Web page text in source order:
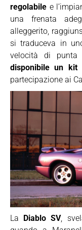
regolabile e
una frenata
alleggerito,
si traduceva in
velocità di
disponibile un kit
partecipazione ai
La Diablo SV,